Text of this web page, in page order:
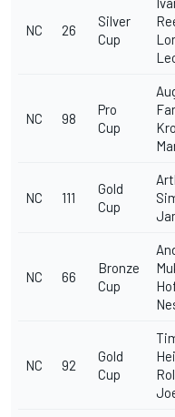
NC 26
Silver
Cup
NC 98
Pro
Cup
NC 111
Gold
Cup
NC 66
Bronze
Cup
NC 92
Gold
Cup